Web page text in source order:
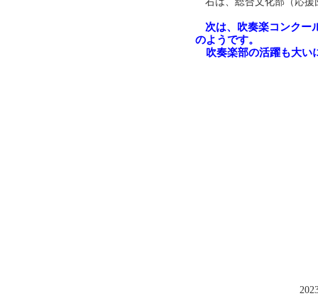
次は、吹奏楽コンクー
のようです。
吹奏楽部の活躍も大い